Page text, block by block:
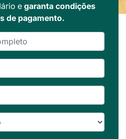
e garanta condições
de pagamento.